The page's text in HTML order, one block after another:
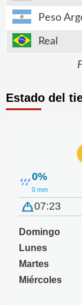
Peso
Real
Estado del
0%
0 mm
07:23
Domingo
Lunes
Martes
Miércoles